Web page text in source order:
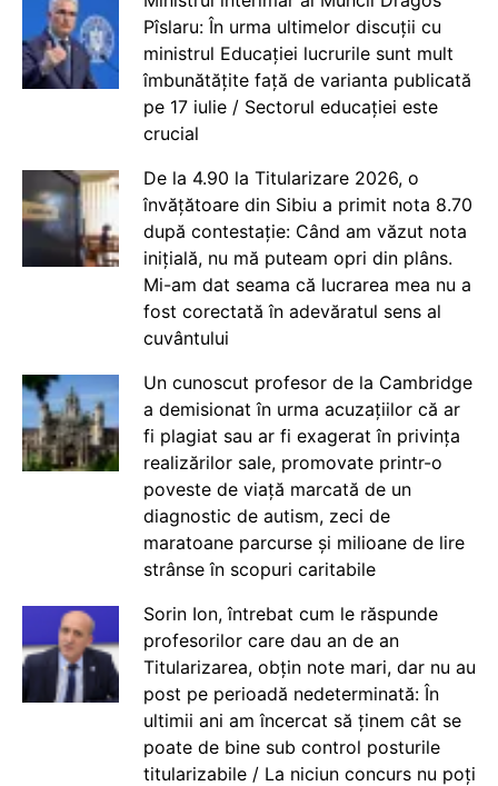
Pîslaru: În urma ultimelor discuții cu
ministrul Educației lucrurile sunt mult
îmbunătățite față de varianta publicată
pe 17 iulie / Sectorul educației este
crucial
De la 4.90 la Titularizare 2026, o
învățătoare din Sibiu a primit nota 8.70
după contestație: Când am văzut nota
inițială, nu mă puteam opri din plâns.
Mi-am dat seama că lucrarea mea nu a
fost corectată în adevăratul sens al
cuvântului
Un cunoscut profesor de la Cambridge
a demisionat în urma acuzațiilor că ar
fi plagiat sau ar fi exagerat în privința
realizărilor sale, promovate printr-o
poveste de viață marcată de un
diagnostic de autism, zeci de
maratoane parcurse și milioane de lire
strânse în scopuri caritabile
Sorin Ion, întrebat cum le răspunde
profesorilor care dau an de an
Titularizarea, obțin note mari, dar nu au
post pe perioadă nedeterminată: În
ultimii ani am încercat să ținem cât se
poate de bine sub control posturile
titularizabile / La niciun concurs nu poți